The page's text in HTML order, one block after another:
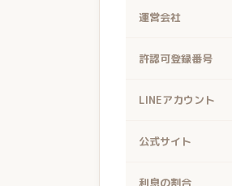
運営会社
許認可登録番号
LINEアカウント
公式サイト
利息の割合